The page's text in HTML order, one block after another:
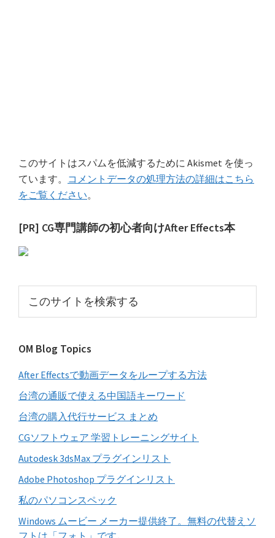
このサイトはスパムを低減するために Akismet を使っ
ています。 コメントデータの処理方法の詳細はこちら
をご覧ください。
最
初
サ
イ
バ
ー
[PR] CG専門講師の初心者向けAfter Effects本
サ
ト
検
索
す
る
OM Blog Topics
After Effectsで動画データをループする方法
台湾の通販で使える中国語キーワード
台湾の購入代行サービス まとめ
CGソフトウェア 学習トレーニングサイト
Autodesk 3dsMax プラグインリスト
Adobe Photoshop プラグインリスト
私のパソコンスペック
Windows ムービー メーカー提供終了。無料の代替えソ
フトは「フォト」です。